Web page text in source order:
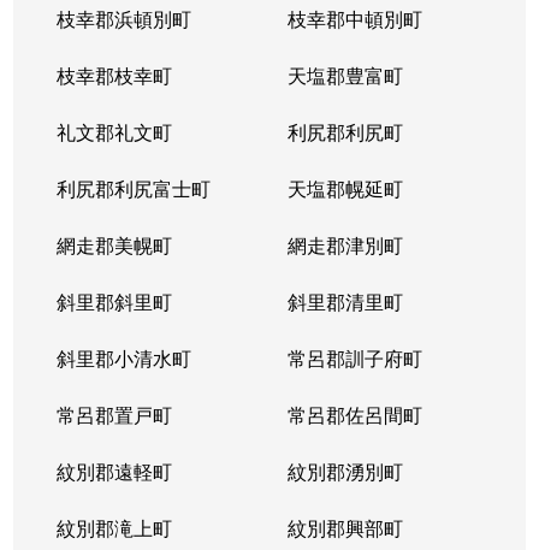
枝幸郡浜頓別町 枝幸郡中頓別町
枝幸郡枝幸町 天塩郡豊富町
礼文郡礼文町 利尻郡利尻町
利尻郡利尻富士町 天塩郡幌延町
網走郡美幌町 網走郡津別町
斜里郡斜里町 斜里郡清里町
斜里郡小清水町 常呂郡訓子府町
常呂郡置戸町 常呂郡佐呂間町
紋別郡遠軽町 紋別郡湧別町
紋別郡滝上町 紋別郡興部町